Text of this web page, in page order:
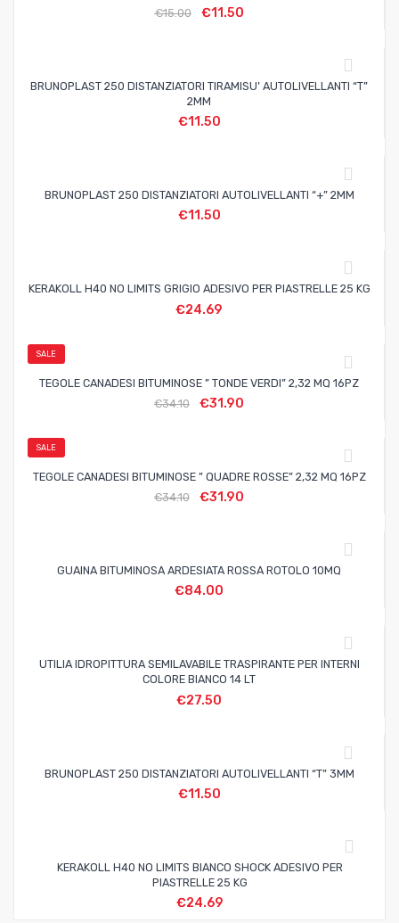
€15.00 €11.50
BRUNOPLAST 250 DISTANZIATORI TIRAMISU’ AUTOLIVELLANTI “T”
2MM
€11.50
BRUNOPLAST 250 DISTANZIATORI AUTOLIVELLANTI “+” 2MM
€11.50
KERAKOLL H40 NO LIMITS GRIGIO ADESIVO PER PIASTRELLE 25 KG
€24.69
SALE
TEGOLE CANADESI BITUMINOSE ” TONDE VERDI” 2,32 MQ 16PZ
€34.10 €31.90
SALE
TEGOLE CANADESI BITUMINOSE ” QUADRE ROSSE” 2,32 MQ 16PZ
€34.10 €31.90
GUAINA BITUMINOSA ARDESIATA ROSSA ROTOLO 10MQ
€84.00
UTILIA IDROPITTURA SEMILAVABILE TRASPIRANTE PER INTERNI
COLORE BIANCO 14 LT
€27.50
BRUNOPLAST 250 DISTANZIATORI AUTOLIVELLANTI “T” 3MM
€11.50
KERAKOLL H40 NO LIMITS BIANCO SHOCK ADESIVO PER
PIASTRELLE 25 KG
€24.69